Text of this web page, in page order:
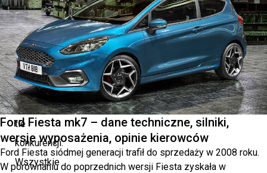
Ford
Custom
Garage
wyróżnia
się
na
tle
konkurencji.
Wszystkie
Ford Fiesta mk7 – dane techniczne, silniki,
wersje wyposażenia, opinie kierowców
Ford Fiesta siódmej generacji trafił do sprzedaży w 2008 roku.
W porównaniu do poprzednich wersji Fiesta zyskała w